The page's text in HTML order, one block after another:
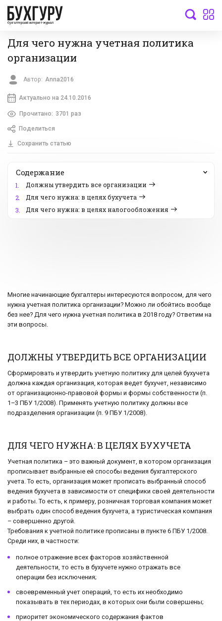
бухгалтерский интернет-журнал
Для чего нужна учетная политика
организации
Автор: Anna2016
Актуально на 24.10.2016
Прочитано: 3701 раз
Поделиться
Сохранить статью
Содержание
1.
Должны утвердить все организации
2.
Для чего нужна: в целях бухучета
3.
Для чего нужна: в целях налогообложения
Многие начинающие бухгалтеры интересуются вопросом, для чего
нужна учетная политика организации? Можно ли обойтись вообще
без нее? Для чего нужна учетная политика в 2018 году? Ответим на
эти вопросы.
ДОЛЖНЫ УТВЕРДИТЬ ВСЕ ОРГАНИЗАЦИИ
Сформировать и утвердить учетную политику для целей бухучета
должна каждая организация, которая ведет бухучет, независимо
от организационно-правовой формы и формы собственности (п.
1–3 ПБУ 1/2008). Применять учетную политику должны все
подразделения организации (п. 9 ПБУ 1/2008).
ДЛЯ ЧЕГО НУЖНА: В ЦЕЛЯХ БУХУЧЕТА
Учетная политика – это важный документ, в котором организация
прописывает выбранные ей способы ведения бухгалтерского
учета. То есть, организация может прописать выбранный способ
ведения бухучета в зависимости от специфики своей деятельности
и работы. То есть, к примеру, розничная торговая компания может
выбрать один способ ведения бухучета, а туристическая компания
– совершенно другой.
Требования к учетной политике прописаны в пункте 6 ПБУ 1/2008.
Среди них, в частности:
полное отражение всех факторов хозяйственной
деятельности, то есть в бухучете нужно отражать все
операции без исключения;
своевременный учет операций, то есть их необходимо
показывать в тех периодах, в которых они были совершены;
приоритет экономического содержания фактов